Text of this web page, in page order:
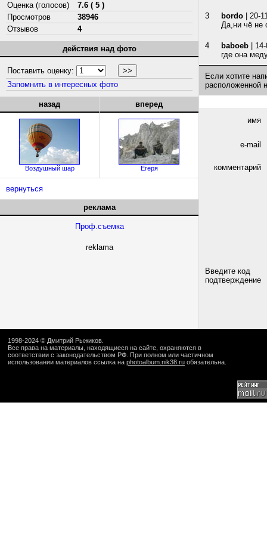
Оценка (голосов)
7.6 ( 5 )
Просмотров
38946
Отзывов
4
действия над фото
Поставить оценку:
Запомнить в интересных фото
назад
Воздушный шар
вперед
Егеря
вернуться
реклама
Проф.съемка
reklama
3 bordo | 20-
Да,ни чё не
4 baboeb |
где она
Если хотите
расположенной
имя
e-mail
комментарий
Введите код
подтверждение
1998-2024 © Дмитрий Рыжиков
Все права на материалы, находящиеся на сайте, охраняются в
соответствии с законодательством РФ. При полном или частичном
использовании материалов ссылка на photoalbum.nik38.ru обязательна.